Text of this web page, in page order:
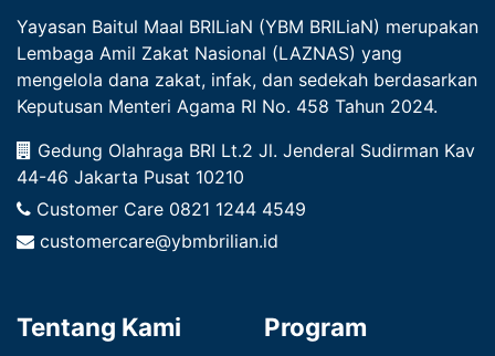
Yayasan Baitul Maal BRILiaN (YBM BRILiaN) merupakan
Lembaga Amil Zakat Nasional (LAZNAS) yang
mengelola dana zakat, infak, dan sedekah berdasarkan
Keputusan Menteri Agama RI No. 458 Tahun 2024.
Gedung Olahraga BRI Lt.2 Jl. Jenderal Sudirman Kav
44-46 Jakarta Pusat 10210
Customer Care 0821 1244 4549
customercare@ybmbrilian.id
Tentang Kami Program